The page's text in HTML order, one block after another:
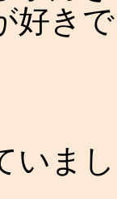
好き
いま